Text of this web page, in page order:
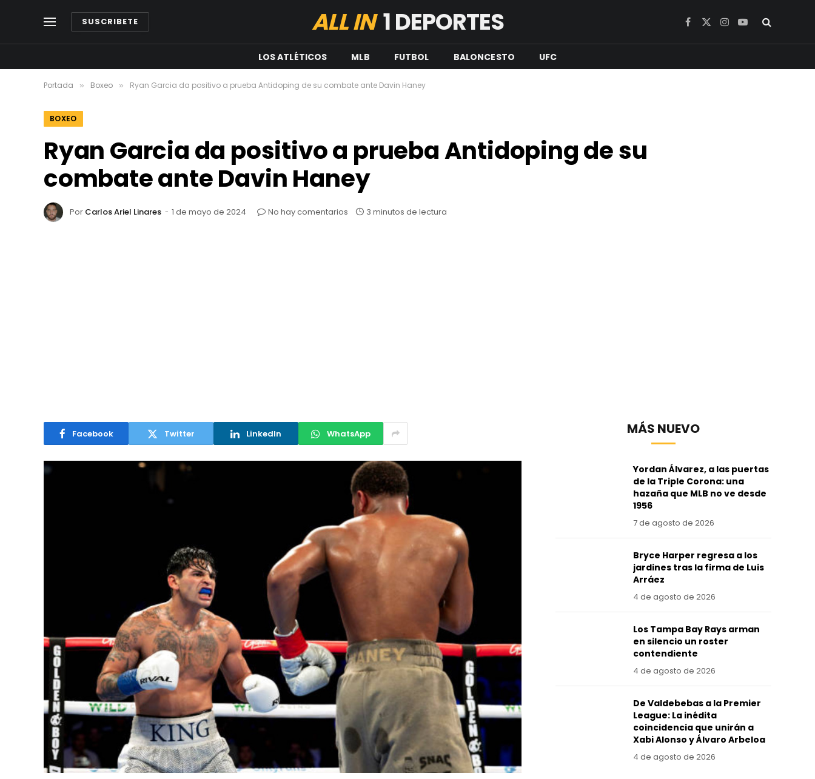
SUSCRIBETE ALL IN1 DEPORTES Facebook
X
Instagram
YouTube
LOS ATLÉTICOS MLB FUTBOL BALONCESTO UFC
Portada » Boxeo » Ryan Garcia da positivo a prueba Antidoping de su combate ante Davin Haney
BOXEO
Ryan Garcia da positivo a prueba Antidoping de su
combate ante Davin Haney
Por Carlos Ariel Linares 1 de mayo de 2024 No hay comentarios 3 minutos de lectura
Facebook Twitter LinkedIn WhatsApp MÁS NUEVO
Yordan Álvarez, a las puertas
de la Triple Corona: una
hazaña que MLB no ve desde
1956
7 de agosto de 2026
Bryce Harper regresa a los
jardines tras la firma de Luis
Arráez
4 de agosto de 2026
Los Tampa Bay Rays arman
en silencio un roster
contendiente
4 de agosto de 2026
De Valdebebas a la Premier
League: La inédita
coincidencia que unirán a
Xabi Alonso y Álvaro Arbeloa
4 de agosto de 2026